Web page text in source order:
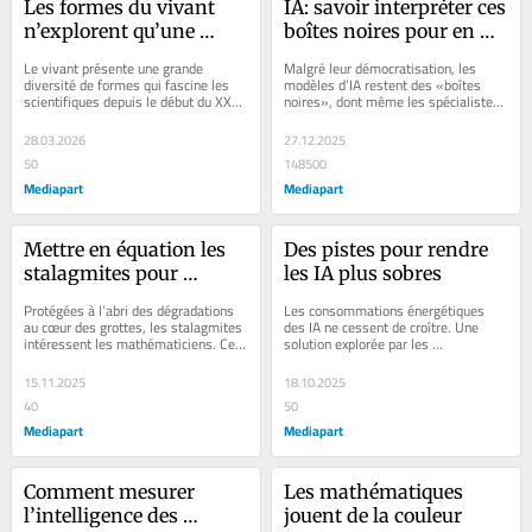
Les formes du vivant
n’explorent qu’une
possibles
Le vivant présente une grande
diversité de formes qui fascine les
scientifiques depuis le début du XXe
siècle. Pourtant, une étude récente...
28.03.2026
50
Mediapart
IA: savoir interpréter ces
boîtes noires pour en
Malgré leur démocratisation, les
modèles d’IA restent des «boîtes
noires», dont même les spécialistes
ne parviennent pas à expliquer...
27.12.2025
148500
Mediapart
Mettre en équation les
stalagmites pour
Protégées à l’abri des dégradations
au cœur des grottes, les stalagmites
intéressent les mathématiciens. Ces
15.11.2025
40
Mediapart
Des pistes pour rendre
les IA plus sobres
Les consommations énergétiques
des IA ne cessent de croître. Une
solution explorée par les
scientifiques consiste à revenir à des
structures non...
18.10.2025
50
Mediapart
Comment mesurer
l’intelligence des
Les mathématiques
jouent de la couleur